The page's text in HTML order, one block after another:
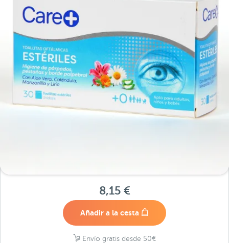
8,15 €
Añadir a la cesta
Envío gratis desde 50€